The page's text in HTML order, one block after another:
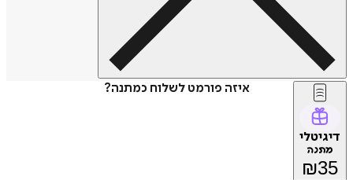
איזה פורמט לשלוח כמתנה?
דיגיטלי
מתנה
₪35